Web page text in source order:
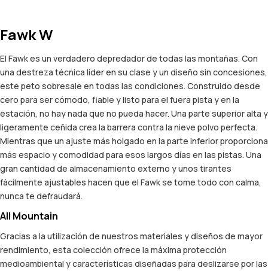
Fawk W
El Fawk es un verdadero depredador de todas las montañas. Con
una destreza técnica líder en su clase y un diseño sin concesiones,
este peto sobresale en todas las condiciones. Construido desde
cero para ser cómodo, fiable y listo para el fuera pista y en la
estación, no hay nada que no pueda hacer. Una parte superior alta y
ligeramente ceñida crea la barrera contra la nieve polvo perfecta.
Mientras que un ajuste más holgado en la parte inferior proporciona
más espacio y comodidad para esos largos días en las pistas. Una
gran cantidad de almacenamiento externo y unos tirantes
fácilmente ajustables hacen que el Fawk se tome todo con calma,
nunca te defraudará.
All Mountain
Gracias a la utilización de nuestros materiales y diseños de mayor
rendimiento, esta colección ofrece la máxima protección
medioambiental y características diseñadas para deslizarse por las